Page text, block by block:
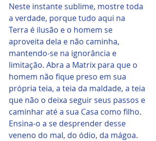
Neste instante sublime, mostre toda
a verdade, porque tudo aqui na
Terra é ilusão e o homem se
aproveita dela e não caminha,
mantendo-se na ignorância e
limitação. Abra a Matrix para que o
homem não fique preso em sua
própria teia, a teia da maldade, a teia
que não o deixa seguir seus passos e
caminhar até a sua Casa como filho.
Ensina-o a se desprender desse
veneno do mal, do ódio, da mágoa.